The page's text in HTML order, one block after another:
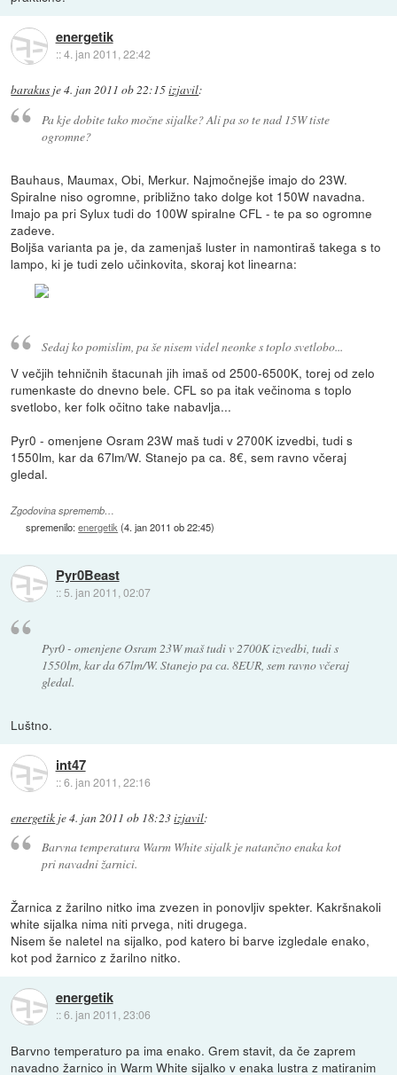
energetik
::4. jan 2011, 22:42
barakus je4. jan 2011 ob 22:15izjavil:
Pa kje dobite tako močne sijalke? Ali pa so te nad 15W tiste
ogromne?
Bauhaus, Maumax, Obi, Merkur. Najmočnejše imajo do 23W.
Spiralne niso ogromne, približno tako dolge kot 150W navadna.
Imajo pa pri Sylux tudi do 100W spiralne CFL - te pa so ogromne
zadeve.
Boljša varianta pa je, da zamenjaš luster in namontiraš takega s to
lampo, ki je tudi zelo učinkovita, skoraj kot linearna:
Sedaj ko pomislim, pa še nisem videl neonke s toplo svetlobo...
V večjih tehničnih štacunah jih imaš od 2500-6500K, torej od zelo
rumenkaste do dnevno bele. CFL so pa itak večinoma s toplo
svetlobo, ker folk očitno take nabavlja...
Pyr0 - omenjene Osram 23W maš tudi v 2700K izvedbi, tudi s
1550lm, kar da 67lm/W. Stanejo pa ca. 8€, sem ravno včeraj
gledal.
Zgodovina sprememb…
spremenilo:energetik (4. jan 2011 ob 22:45)
Pyr0Beast
:: 5. jan 2011, 02:07
Pyr0 - omenjene Osram 23W maš tudi v 2700K izvedbi, tudi s
1550lm, kar da 67lm/W. Stanejo pa ca. 8EUR, sem ravno včeraj
gledal.
Luštno.
int47
::6. jan 2011, 22:16
energetik je4. jan 2011 ob 18:23izjavil:
Barvna temperatura Warm White sijalk je natančno enaka kot
pri navadni žarnici.
Žarnica z žarilno nitko ima zvezen in ponovljiv spekter. Kakršnakoli
white sijalka nima niti prvega, niti drugega.
Nisem še naletel na sijalko, pod katero bi barve izgledale enako,
kot pod žarnico z žarilno nitko.
energetik
::6. jan 2011, 23:06
Barvno temperaturo pa ima enako. Grem stavit, da če zaprem
navadno žarnico in Warm White sijalko v enaka lustra z matiranim